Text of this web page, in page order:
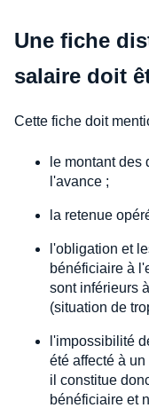
Une fiche
salaire doit
Cette fiche doit
le montant des
l'avance ;
la retenue
l'obligation et
bénéficiaire à
sont inférieurs
(situation de
l'impossibilité
été affecté à
il constitue
bénéficiaire et